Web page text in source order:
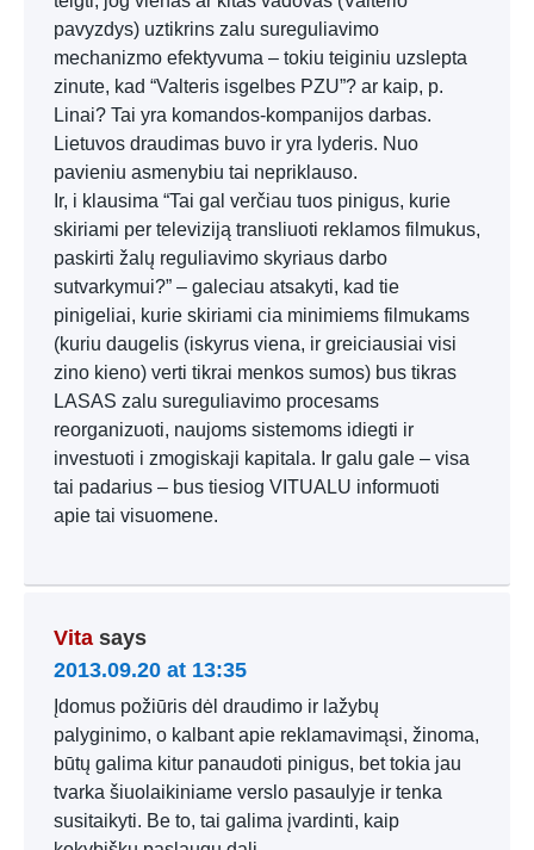
pavyzdys) uztikrins zalu sureguliavimo
mechanizmo efektyvuma – tokiu teiginiu uzslepta
zinute, kad “Valteris isgelbes PZU”? ar kaip, p.
Linai? Tai yra komandos-kompanijos darbas.
Lietuvos draudimas buvo ir yra lyderis. Nuo
pavieniu asmenybiu tai nepriklauso.
Ir, i klausima “Tai gal verčiau tuos pinigus, kurie
skiriami per televiziją transliuoti reklamos filmukus,
paskirti žalų reguliavimo skyriaus darbo
sutvarkymui?” – galeciau atsakyti, kad tie
pinigeliai, kurie skiriami cia minimiems filmukams
(kuriu daugelis (iskyrus viena, ir greiciausiai visi
zino kieno) verti tikrai menkos sumos) bus tikras
LASAS zalu sureguliavimo procesams
reorganizuoti, naujoms sistemoms idiegti ir
investuoti i zmogiskaji kapitala. Ir galu gale – visa
tai padarius – bus tiesiog VITUALU informuoti
apie tai visuomene.
Vita says
2013.09.20 at 13:35
Įdomus požiūris dėl draudimo ir lažybų
palyginimo, o kalbant apie reklamavimąsi, žinoma,
būtų galima kitur panaudoti pinigus, bet tokia jau
tvarka šiuolaikiniame verslo pasaulyje ir tenka
susitaikyti. Be to, tai galima įvardinti, kaip